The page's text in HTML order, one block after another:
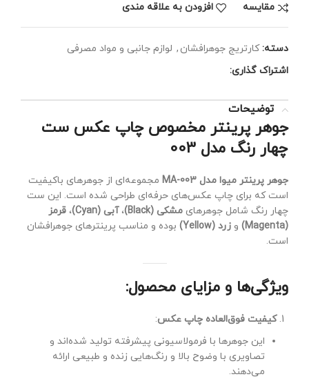
مقايسه افزودن به علاقه مندی
دسته: کارتریج جوهرافشان , لوازم جانبی و مواد مصرفی
اشتراک گذاری:
توضیحات
جوهر پرینتر مخصوص چاپ عکس ست
چهار رنگ مدل 003
جوهر پرینتر میوا مدل MA-003
مجموعه‌ای از جوهرهای باکیفیت
است که برای چاپ عکس‌های حرفه‌ای طراحی شده است. این ست
چهار رنگ شامل جوهرهای مشکی (Black) ،آبی (Cyan) ، قرمز
(Magenta)
و زرد (Yellow)
بوده و مناسب پرینترهای جوهرافشان
است.
ویژگی‌ها و مزایای محصول:
کیفیت فوق‌العاده چاپ عکس:
این جوهرها با فرمولاسیونی پیشرفته تولید شده‌اند و
تصاویری با وضوح بالا و رنگ‌هایی زنده و طبیعی ارائه
می‌دهند.